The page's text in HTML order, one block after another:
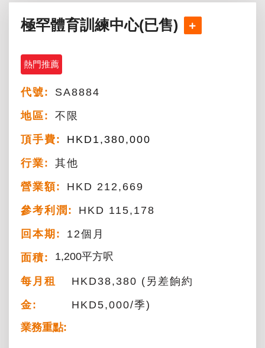
極罕體育訓練中心(已售)
熱門推薦
代號:
SA8884
地區:
不限
頂手費:
HKD1,380,000
行業:
其他
營業額:
HKD 212,669
參考利潤:
HKD 115,178
回本期:
12個月
面積:
1,200平方呎
每月租
金:
HKD38,380 (另差餉約
HKD5,000/季)
業務重點: